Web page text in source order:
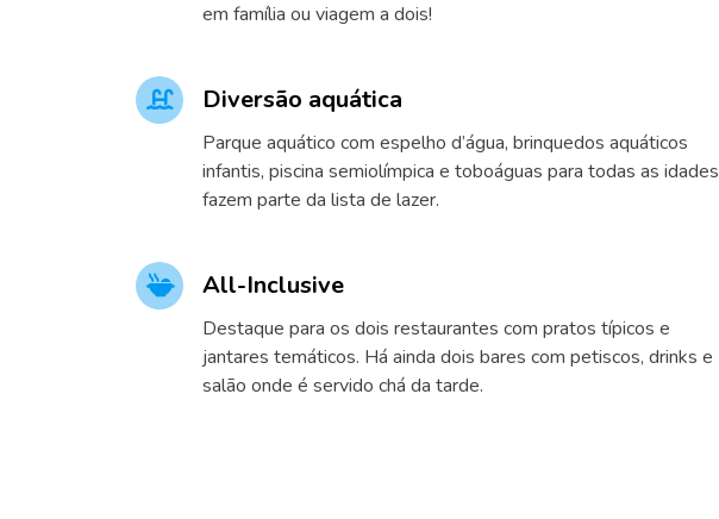
em família ou viagem a dois!
Diversão aquática
Parque aquático com espelho d’água, brinquedos aquáticos
infantis, piscina semiolímpica e toboáguas para todas as idades
fazem parte da lista de lazer.
All-Inclusive
Destaque para os dois restaurantes com pratos típicos e
jantares temáticos. Há ainda dois bares com petiscos, drinks e
salão onde é servido chá da tarde.